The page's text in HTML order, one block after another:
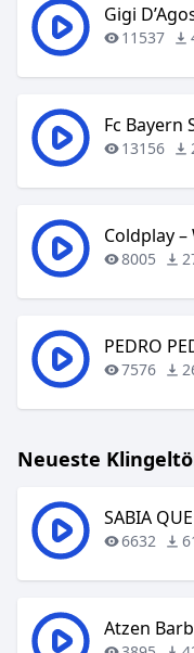
Gigi
11537
Fc Bayern
13156
Coldplay –
8005
PEDRO
7576
Neueste
SABIA
6632
Atzen